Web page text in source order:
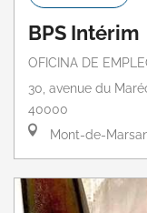
BPS Intérim
OFICINA DE
30, avenue du
40000
Mont-de-